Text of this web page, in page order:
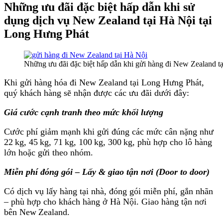
Những ưu đãi đặc biệt hấp dẫn khi sử
dụng dịch vụ New Zealand tại Hà Nội tại
Long Hưng Phát
Những ưu đãi đặc biệt hấp dẫn khi gửi hàng đi New Zealand
Khi gửi hàng hóa đi New Zealand tại Long Hưng Phát,
quý khách hàng sẽ nhận được các ưu đãi dưới đây:
Giá cước cạnh tranh theo mức khối lượng
Cước phí giảm mạnh khi gửi đúng các mức cân nặng như
22 kg, 45 kg, 71 kg, 100 kg, 300 kg, phù hợp cho lô hàng
lớn hoặc gửi theo nhóm.
Miễn phí đóng gói – Lấy & giao tận nơi (Door to door)
Có dịch vụ lấy hàng tại nhà, đóng gói miễn phí, gắn nhãn
– phù hợp cho khách hàng ở Hà Nội. Giao hàng tận nơi
bên New Zealand.